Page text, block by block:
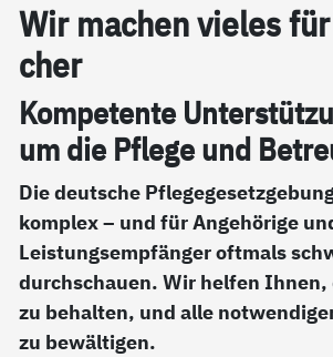
Wir ma­chen vie­les
cher
Kom­pe­ten­te
um die Pf­le­ge und
Die deutsche
komplex – und für Angehörige
Leistungsempfänger oftmals
durchschauen. Wir helfen Ihnen,
zu behalten, und alle
zu bewältigen.